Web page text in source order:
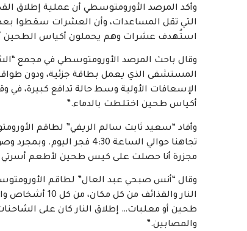
وأكد المرصد الأورومتوسطي أن عملية إطلاق
التي تقل المساعدات، وأن العشرات سقطوا
استُهدف عشرات وهم يحملون أكياس الطحين أو
وقال باحث المرصد الأورومتوسطي في مجمع
المستشفى الذي يعمل بطاقة جزئية، ودون
الإسعافات الأولية وسط حالة تدافع كبيرة،
أكياس طحين اختلطت بالدماء.”
وأفاد “سعيد ثابت سالم الريفي” لطاقم
تجاهنا حوالي الساعة 4:30
مجزرة أنا حصلت على كيس طحين لأطعم أسرتي المكونة من 11
وقال “أنس صبحي عبد العال” لطاقم
النار
طحين أو معلبات… إطلاق النار كان على
والمصابين.”